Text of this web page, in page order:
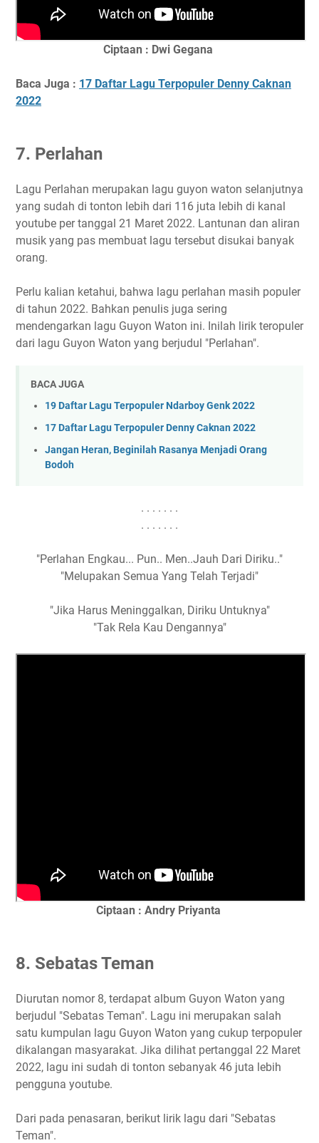
Ciptaan : Dwi Gegana
Baca Juga : 17 Daftar Lagu Terpopuler Denny Caknan
2022
7. Perlahan
Lagu Perlahan merupakan lagu guyon waton selanjutnya
yang sudah di tonton lebih dari 116 juta lebih di kanal
youtube per tanggal 21 Maret 2022. Lantunan dan aliran
musik yang pas membuat lagu tersebut disukai banyak
orang.
Perlu kalian ketahui, bahwa lagu perlahan masih populer
di tahun 2022. Bahkan penulis juga sering
mendengarkan lagu Guyon Waton ini. Inilah lirik teropuler
dari lagu Guyon Waton yang berjudul "Perlahan".
BACA JUGA
19 Daftar Lagu Terpopuler Ndarboy Genk 2022
17 Daftar Lagu Terpopuler Denny Caknan 2022
Jangan Heran, Beginilah Rasanya Menjadi Orang
Bodoh
. . . . . . .
. . . . . . .
"Perlahan Engkau... Pun.. Men..Jauh Dari Diriku.."
"Melupakan Semua Yang Telah Terjadi"
"Jika Harus Meninggalkan, Diriku Untuknya"
"Tak Rela Kau Dengannya"
Ciptaan : Andry Priyanta
8. Sebatas Teman
Diurutan nomor 8, terdapat album Guyon Waton yang
berjudul "Sebatas Teman". Lagu ini merupakan salah
satu kumpulan lagu Guyon Waton yang cukup terpopuler
dikalangan masyarakat. Jika dilihat pertanggal 22 Maret
2022, lagu ini sudah di tonton sebanyak 46 juta lebih
pengguna youtube.
Dari pada penasaran, berikut lirik lagu dari "Sebatas
Teman".